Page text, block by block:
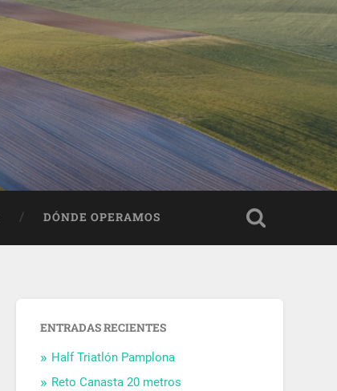
DÓNDE OPERAMOS
ENTRADAS RECIENTES
Half Triatlón Pamplona
Reto Canasta 20 metros